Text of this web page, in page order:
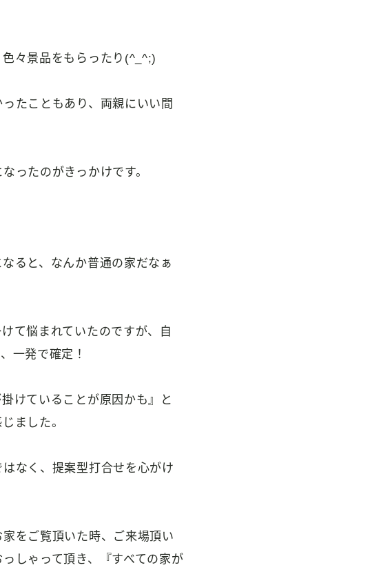
々景品をもらったり(^_^;)
たこともあり、両親にいい間
ったのがきっかけです。
ると、なんか普通の家だなぁ
て悩まれていたのですが、自
一発で確定！
けていることが原因かも』と
ました。
なく、提案型打合せを心がけ
をご覧頂いた時、ご来場頂い
しゃって頂き、『すべての家が